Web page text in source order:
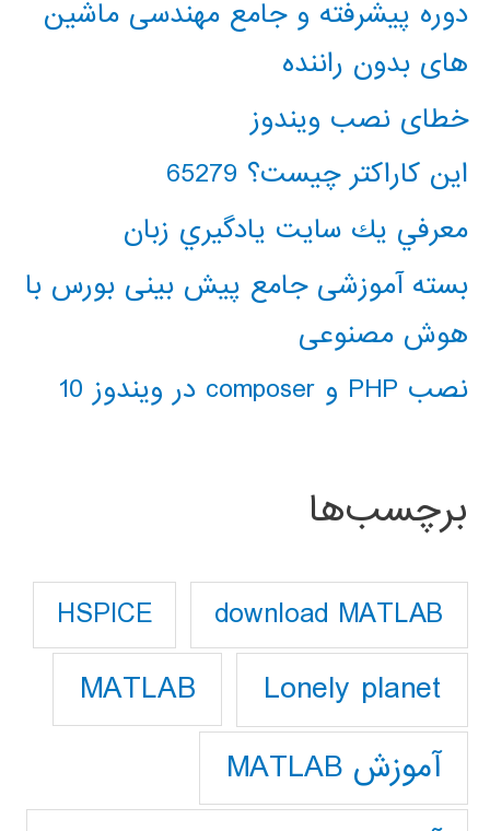
دوره پیشرفته و جامع مهندسی ماشین
های بدون راننده
خطای نصب ویندوز
این کاراکتر چیست؟ 65279
معرفي يك سايت يادگيري زبان
بسته آموزشی جامع پیش بینی بورس با
هوش مصنوعی
نصب PHP و composer در ویندوز 10
برچسب‌ها
download MATLAB
HSPICE
Lonely planet
MATLAB
آموزش MATLAB